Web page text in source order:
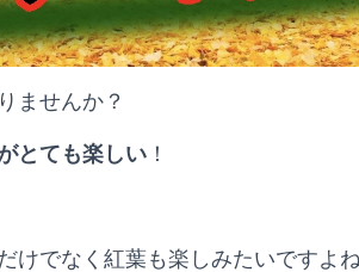
ませんか？
とても楽しい ！
けでなく紅葉も楽しみたいですよね